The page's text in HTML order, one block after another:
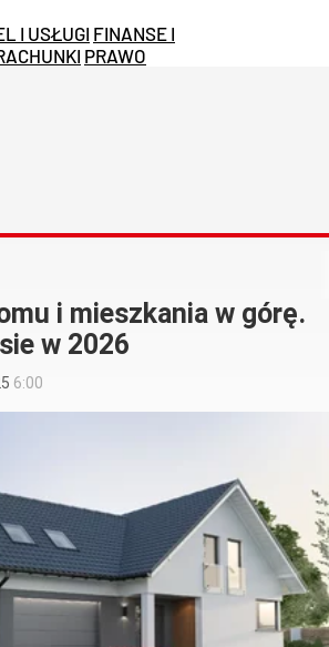
I USŁUGI FINANSE I
PRAWO
i mieszkania w górę.
w 2026
6:00